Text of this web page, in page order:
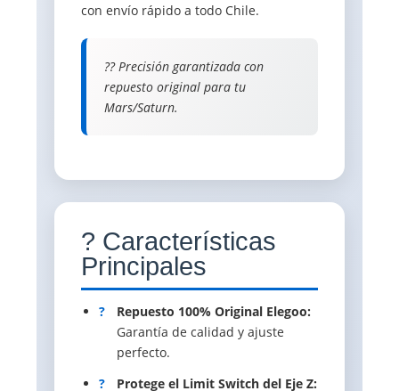
con envío rápido a todo Chile.
?? Precisión garantizada con
repuesto original para tu
Mars/Saturn.
? Características
Principales
?
Repuesto 100% Original Elegoo:
Garantía de calidad y ajuste
perfecto.
?
Protege el Limit Switch del Eje Z: